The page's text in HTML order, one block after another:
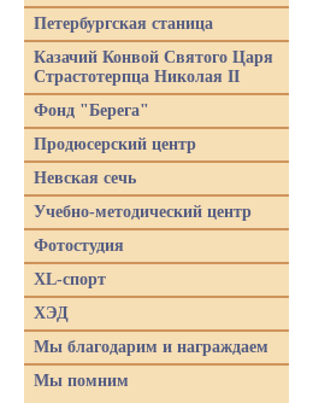
Петербургская станица
Казачий Конвой Святого Царя
Страстотерпца Николая II
Фонд "Берега"
Продюсерский центр
Невская сечь
Учебно-методический центр
Фотостудия
XL-спорт
ХЭД
Мы благодарим и награждаем
Мы помним